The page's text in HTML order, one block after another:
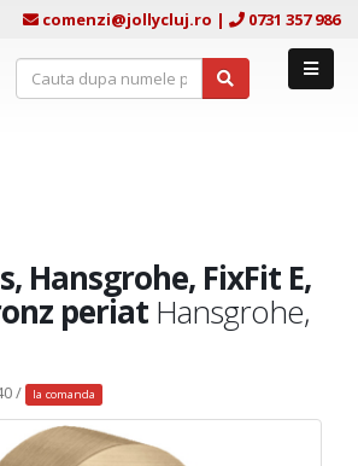
comenzi@jollycluj.ro | 0731 357 986
Hansgrohe, FixFit E,
periat Hansgrohe,
/ la comanda